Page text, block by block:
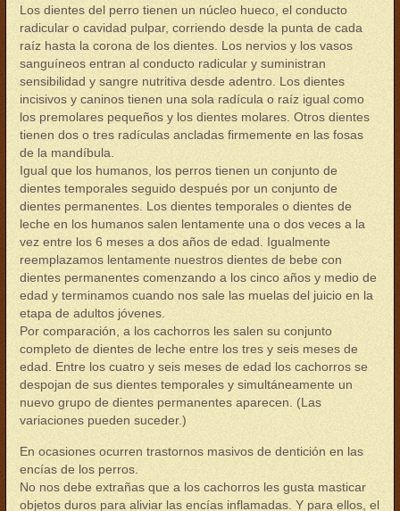
Los dientes del perro tienen un núcleo hueco, el conducto
radicular o cavidad pulpar, corriendo desde la punta de cada
raíz hasta la corona de los dientes. Los nervios y los vasos
sanguíneos entran al conducto radicular y suministran
sensibilidad y sangre nutritiva desde adentro. Los dientes
incisivos y caninos tienen una sola radícula o raíz igual como
los premolares pequeños y los dientes molares. Otros dientes
tienen dos o tres radículas ancladas firmemente en las fosas
de la mandíbula.
Igual que los humanos, los perros tienen un conjunto de
dientes temporales seguido después por un conjunto de
dientes permanentes. Los dientes temporales o dientes de
leche en los humanos salen lentamente una o dos veces a la
vez entre los 6 meses a dos años de edad. Igualmente
reemplazamos lentamente nuestros dientes de bebe con
dientes permanentes comenzando a los cinco años y medio de
edad y terminamos cuando nos sale las muelas del juicio en la
etapa de adultos jóvenes.
Por comparación, a los cachorros les salen su conjunto
completo de dientes de leche entre los tres y seis meses de
edad. Entre los cuatro y seis meses de edad los cachorros se
despojan de sus dientes temporales y simultáneamente un
nuevo grupo de dientes permanentes aparecen. (Las
variaciones pueden suceder.)
En ocasiones ocurren trastornos masivos de dentición en las
encías de los perros.
No nos debe extrañas que a los cachorros les gusta masticar
objetos duros para aliviar las encías inflamadas. Y para ellos, el